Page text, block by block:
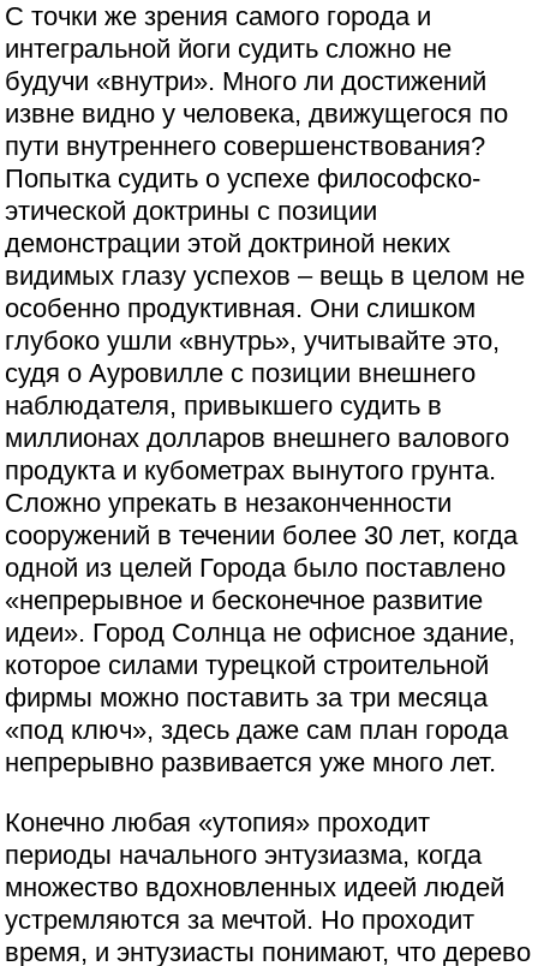
С точки же зрения самого города и
интегральной йоги судить сложно не
будучи «внутри». Много ли достижений
извне видно у человека, движущегося по
пути внутреннего совершенствования?
Попытка судить о успехе философско-
этической доктрины с позиции
демонстрации этой доктриной неких
видимых глазу успехов – вещь в целом не
особенно продуктивная. Они слишком
глубоко ушли «внутрь», учитывайте это,
судя о Ауровилле с позиции внешнего
наблюдателя, привыкшего судить в
миллионах долларов внешнего валового
продукта и кубометрах вынутого грунта.
Сложно упрекать в незаконченности
сооружений в течении более 30 лет, когда
одной из целей Города было поставлено
«непрерывное и бесконечное развитие
идеи». Город Солнца не офисное здание,
которое силами турецкой строительной
фирмы можно поставить за три месяца
«под ключ», здесь даже сам план города
непрерывно развивается уже много лет.
Конечно любая «утопия» проходит
периоды начального энтузиазма, когда
множество вдохновленных идеей людей
устремляются за мечтой. Но проходит
время, и энтузиасты понимают, что дерево